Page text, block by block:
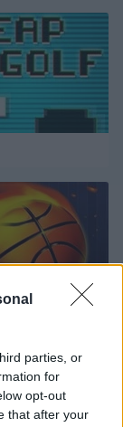
parties, or
for
opt-out
that after your